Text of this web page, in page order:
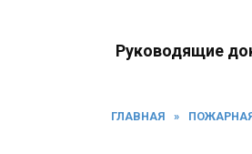
Руководящие
ГЛАВНАЯ »